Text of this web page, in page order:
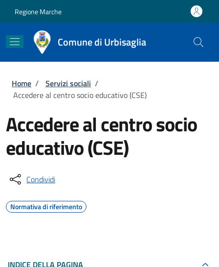
Regione Marche
Comune di Urbisaglia
Briciole di pane
Home / Servizi sociali /
Accedere al centro socio educativo (CSE)
Accedere al centro socio
educativo (CSE)
Condividi
Normativa di riferimento
INDICE DELLA PAGINA